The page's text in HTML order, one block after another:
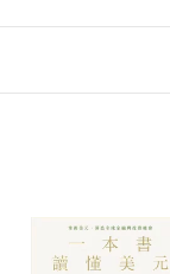
第2條第5款之規
點選「瀏覽訂單明
付款方式
Payment